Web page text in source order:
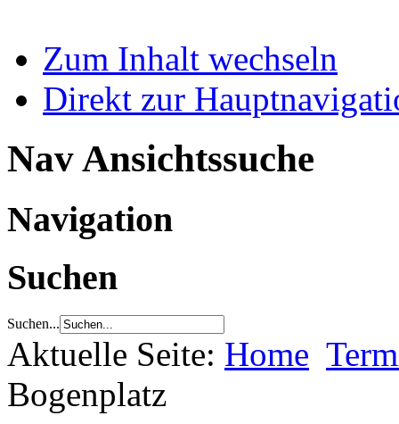
Zum Inhalt wechseln
Direkt zur
Nav Ansichtssuche
Navigation
Suchen
Suchen...
Aktuelle Seite: Home
Bogenplatz